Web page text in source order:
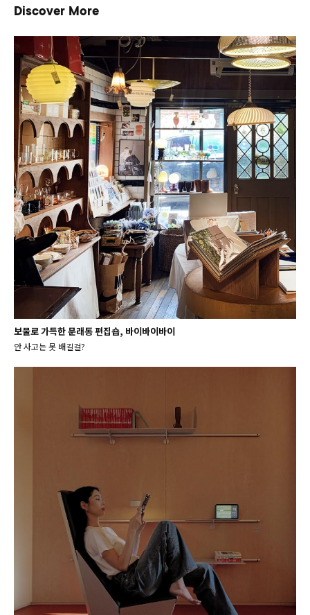
Discover More
보물로 가득한 문래동 편집숍, 바이바이바이
안 사고는 못 배길걸?